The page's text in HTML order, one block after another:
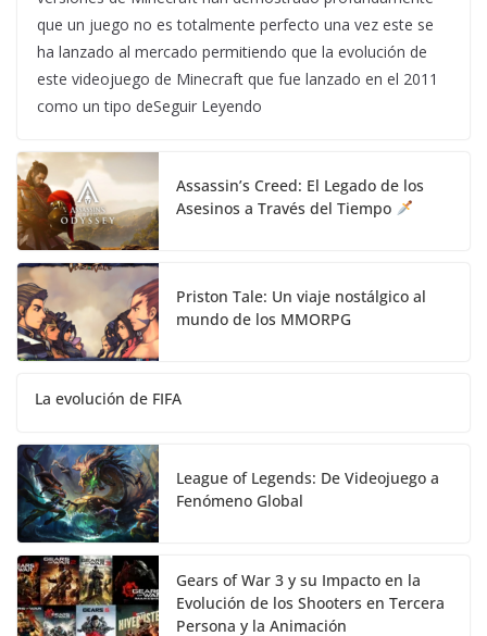
que un juego no es totalmente perfecto una vez este se
ha lanzado al mercado permitiendo que la evolución de
este videojuego de Minecraft que fue lanzado en el 2011
como un tipo deSeguir Leyendo
Assassin’s Creed: El Legado de los
Asesinos a Través del Tiempo
Priston Tale: Un viaje nostálgico al
mundo de los MMORPG
La evolución de FIFA
League of Legends: De Videojuego a
Fenómeno Global
Gears of War 3 y su Impacto en la
Evolución de los Shooters en Tercera
Persona y la Animación